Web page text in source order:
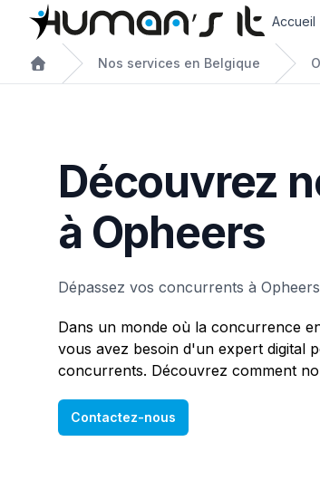
Accueil
Nos services en Belgique
Découvrez
à Opheers
Dépassez vos concurrents à
Dans un monde où la concurrence
vous avez besoin d'un expert digital
concurrents. Découvrez comment
Contactez-nous